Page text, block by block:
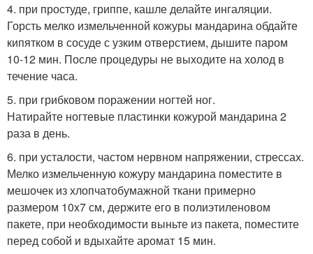
4. при простуде, гриппе, кашле делайте ингаляции.
Горсть мелко измельченной кожуры мандарина обдайте
кипятком в сосуде с узким отверстием, дышите паром
10-12 мин. После процедуры не выходите на холод в
течение часа.
5. при грибковом поражении ногтей ног.
Натирайте ногтевые пластинки кожурой мандарина 2
раза в день.
6. при усталости, частом нервном напряжении, стрессах.
Мелко измельченную кожуру мандарина поместите в
мешочек из хлопчатобумажной ткани примерно
размером 10x7 см, держите его в полиэтиленовом
пакете, при необходимости выньте из пакета, поместите
перед собой и вдыхайте аромат 15 мин.